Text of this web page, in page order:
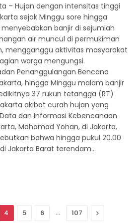
– Hujan dengan intensitas tinggi
sejak Minggu sore hingga
banjir di sejumlah
air muncul di permukiman
mengganggu aktivitas masyarakat
warga mengungsi.
Penanggulangan Bencana
hingga Minggu malam banjir
37 rukun tetangga (RT)
akibat curah hujan yang
dan Informasi Kebencanaan
Mohamad Yohan, di Jakarta,
bahwa hingga pukul 20.00
di Jakarta Barat terendam…
4 5 6 … 107 Next